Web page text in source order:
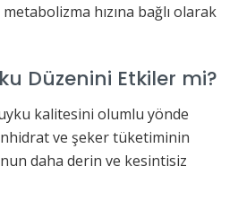
hızına bağlı olarak
Düzenini Etkiler mi?
kalitesini olumlu yönde
ve şeker tüketiminin
daha derin ve kesintisiz